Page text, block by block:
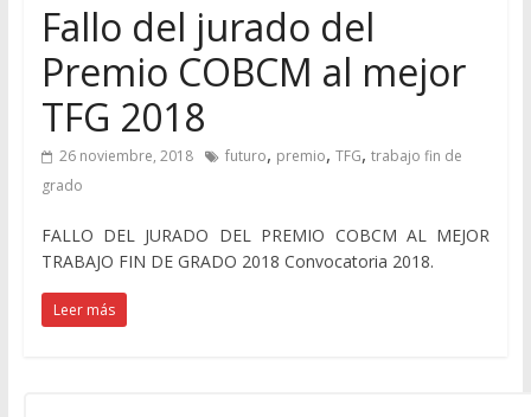
Fallo del jurado del
Premio COBCM al mejor
TFG 2018
26 noviembre, 2018 futuro, premio, TFG, trabajo fin de
grado
FALLO DEL JURADO DEL PREMIO COBCM AL MEJOR
TRABAJO FIN DE GRADO 2018 Convocatoria 2018.
Leer más